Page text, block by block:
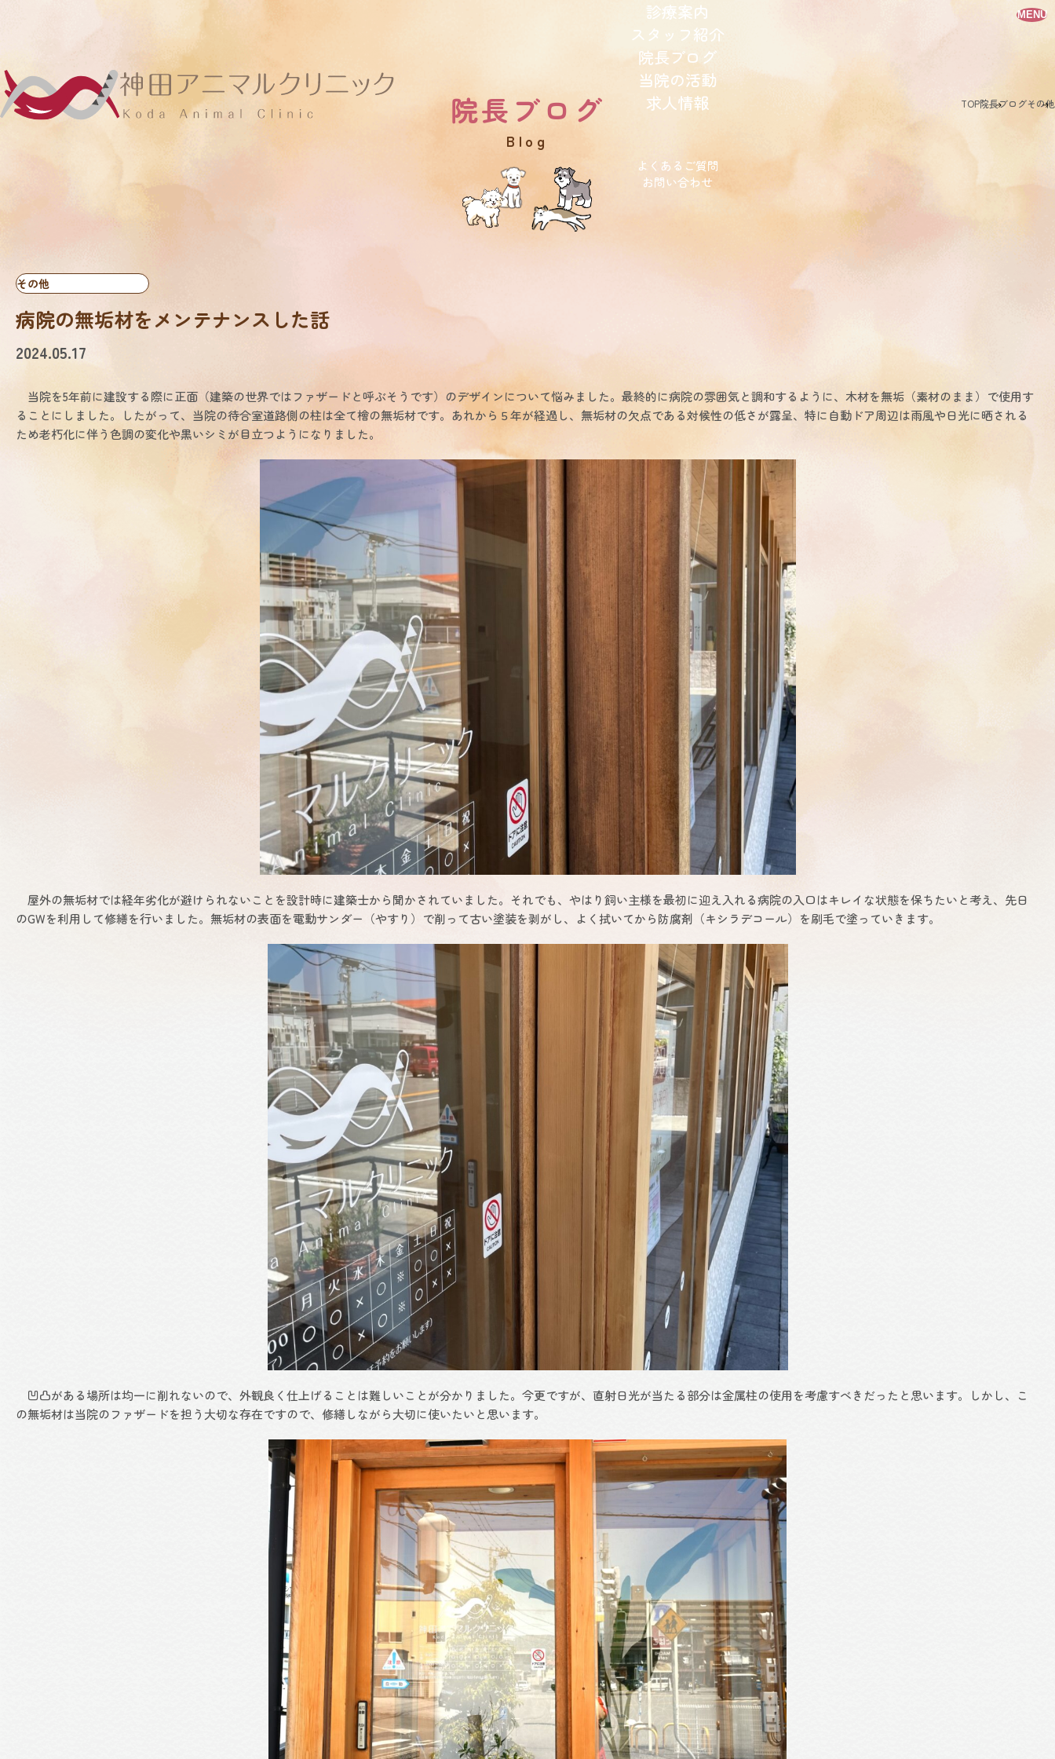
MENU
診療案内
スタッフ紹介
院長ブログ
当院の活動
求人情報
よくあるご質問
お問い合わせ
TOP院長ブログその他
院長ブログ
blog
その他
病院の無垢材をメンテナンスした話
2024.05.17
当院を5年前に建設する際に正面（建築の世界ではファザードと呼ぶそうです）のデザインについて悩みました。最終的に病院の雰囲気と調和するように、木材を無垢（素材のまま）で使用す
ることにしました。したがって、当院の待合室道路側の柱は全て檜の無垢材です。あれから５年が経過し、無垢材の欠点である対候性の低さが露呈、特に自動ドア周辺は雨風や日光に晒される
ため老朽化に伴う色調の変化や黒いシミが目立つようになりました。
屋外の無垢材では経年劣化が避けられないことを設計時に建築士から聞かされていました。それでも、やはり飼い主様を最初に迎え入れる病院の入口はキレイな状態を保ちたいと考え、先日
のGWを利用して修繕を行いました。無垢材の表面を電動サンダー（やすり）で削って古い塗装を剥がし、よく拭いてから防腐剤（キシラデコール）を刷毛で塗っていきます。
凹凸がある場所は均一に削れないので、外観良く仕上げることは難しいことが分かりました。今更ですが、直射日光が当たる部分は金属柱の使用を考慮すべきだったと思います。しかし、こ
の無垢材は当院のファザードを担う大切な存在ですので、修繕しながら大切に使いたいと思います。